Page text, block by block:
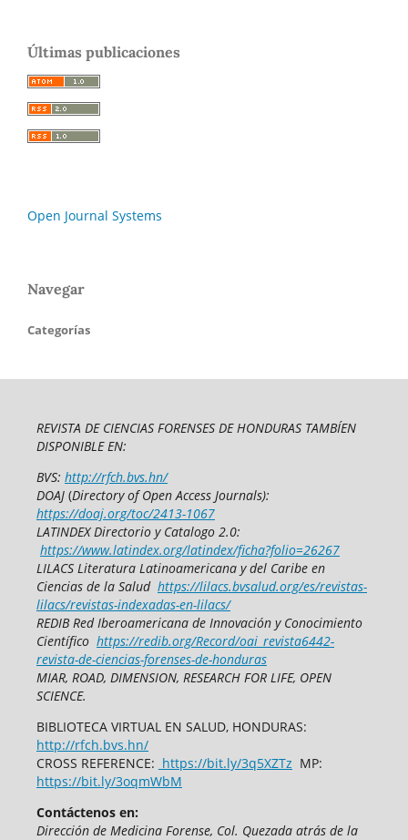
Últimas publicaciones
Open Journal Systems
Navegar
Categorías
REVISTA DE CIENCIAS FORENSES DE HONDURAS TAMBÍEN
DISPONIBLE EN:
BVS: http://rfch.bvs.hn/
DOAJ(Directory of Open Access Journals):
https://doaj.org/toc/2413-1067
LATINDEX Directorio y Catalogo 2.0:
https://www.latindex.org/latindex/ficha?folio=26267
LILACS Literatura Latinoamericana y del Caribe en
Ciencias de la Salud https://lilacs.bvsalud.org/es/revistas-
lilacs/revistas-indexadas-en-lilacs/
REDIB Red Iberoamericana de Innovación y Conocimiento
Científico https://redib.org/Record/oai_revista6442-
revista-de-ciencias-forenses-de-honduras
MIAR, ROAD, DIMENSION, RESEARCH FOR LIFE, OPEN
SCIENCE.
BIBLIOTECA VIRTUAL EN SALUD, HONDURAS:
http://rfch.bvs.hn/
CROSS REFERENCE: https://bit.ly/3q5XZTz MP:
https://bit.ly/3oqmWbM
Contáctenos en:
Dirección de Medicina Forense, Col. Quezada atrás de la